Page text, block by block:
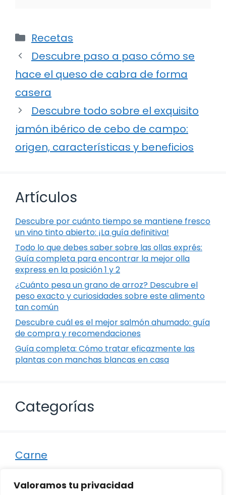
Valoramos tu privacidad
Categorías
Recetas
Descubre paso a paso cómo se
hace el queso de cabra de forma
casera
Descubre todo sobre el exquisito
jamón ibérico de cebo de campo:
origen, características y beneficios
Artículos
Descubre por cuánto tiempo se mantiene fresco
un vino tinto abierto: ¡La guía definitiva!
Todo lo que debes saber sobre las ollas exprés:
Guía completa para encontrar la mejor olla
express en la posición 1 y 2
¿Cuánto pesa un grano de arroz? Descubre el
peso exacto y curiosidades sobre este alimento
tan común
Descubre cuál es el mejor salmón ahumado: guía
de compra y recomendaciones
Guía completa: Cómo tratar eficazmente las
plantas con manchas blancas en casa
Categorías
Carne